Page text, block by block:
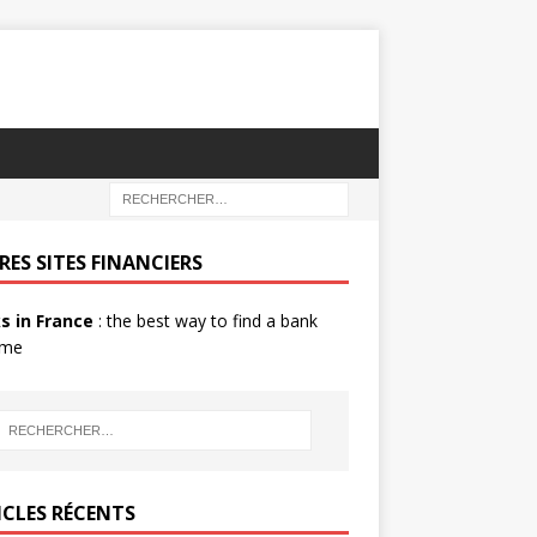
SITES FINANCIERS
in France : the best way to find a bank
RÉCENTS